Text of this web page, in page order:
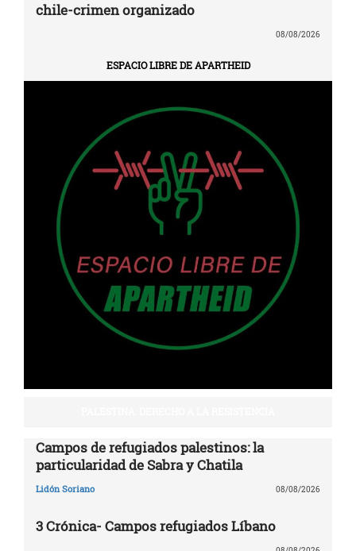
chile-crimen organizado
08/08/2026
ESPACIO LIBRE DE APARTHEID
Campos de refugiados palestinos: la
particularidad de Sabra y Chatila
Lidón Soriano 08/08/2026
3 Crónica- Campos refugiados Líbano